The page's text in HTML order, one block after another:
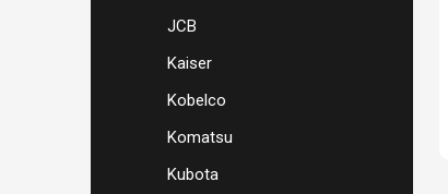
JCB
Kaiser
Kobelco
Komatsu
Kubota